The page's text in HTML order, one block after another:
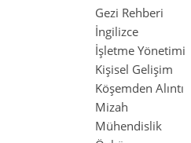
Gezi Rehberi
İngilizce
İşletme Yönetimi
Kişisel Gelişim
Köşemden Alıntı
Mizah
Mühendislik